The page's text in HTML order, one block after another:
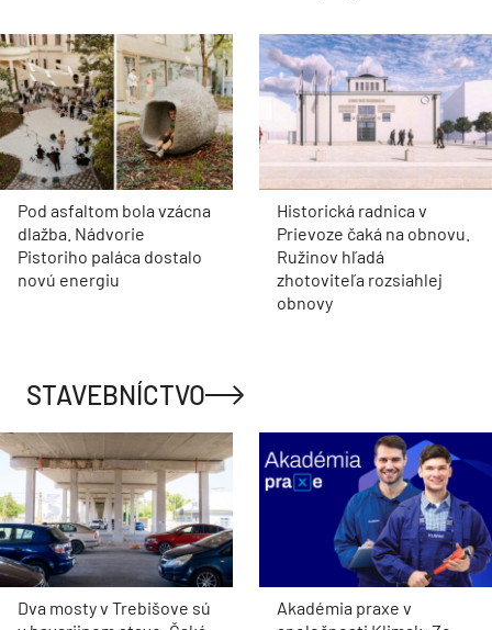
Pod asfaltom bola vzácna
dlažba. Nádvorie
Pistoriho paláca dostalo
novú energiu
Historická radnica v
Prievoze čaká na obnovu.
Ružinov hľadá
zhotoviteľa rozsiahlej
obnovy
STAVEBNÍCTVO
Dva mosty v Trebišove sú
Akadémia praxe v